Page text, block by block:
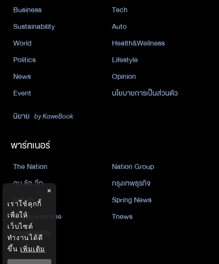
Business
Tech
Sustainability
Auto
World
Health&Wellness
Politics
Lifestyle
News
Opinion
Event
นโยบายการเป็นส่วนตัว
นิยาย by KaweBook
พาร์ทเนอร์
The Nation
Nation Group
คม ชัด ลึก
กรุงเทพธุรกิจ
Nation
Spring News
Thainewsonline
Tnews
ฐานเศรษฐกิจ
×
เราใช้คุกกี้
เพื่อให้
เว็บไซต์
ทำงานได้ดี
ขึ้น เพิ่มเติม